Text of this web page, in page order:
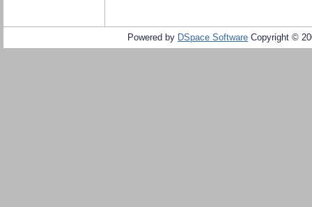
Powered by DSpace Software Copyright ©